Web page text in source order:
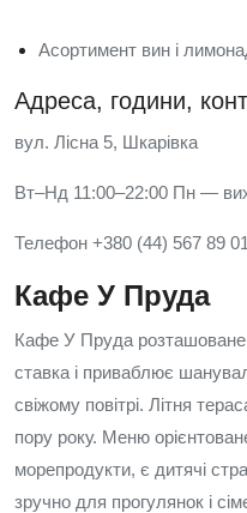
Асортимент вин і
Адреса, години,
вул. Лісна 5, Шкарівка
Вт–Нд 11:00–22:00 Пн —
Телефон +380 (44) 567 89 01
Кафе У Пруда
Кафе У Пруда розташоване
ставка і приваблює
свіжому повітрі. Літня
пору року. Меню
морепродукти, є дитячі
зручно для прогулянок і